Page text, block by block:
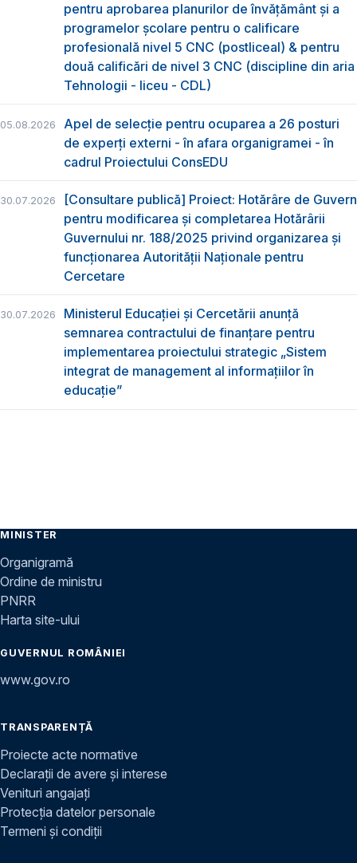
pentru aprobarea planurilor de învățământ și a
programelor școlare pentru o calificare
profesională nivel 5 CNC (postliceal) & pentru
două calificări de nivel 3 CNC (discipline din aria
Tehnologii - liceu - CDL)
05.08.2026
Apel de selecție pentru ocuparea a 26 posturi
de experți externi - în afara organigramei - în
cadrul Proiectului ConsEDU
30.07.2026
[Consultare publică] Proiect: Hotărâre de Guvern
pentru modificarea și completarea Hotărârii
Guvernului nr. 188/2025 privind organizarea şi
funcţionarea Autorităţii Naţionale pentru
Cercetare
30.07.2026
Ministerul Educației și Cercetării anunță
semnarea contractului de finanțare pentru
implementarea proiectului strategic „Sistem
integrat de management al informațiilor în
educație”
MINISTER
Organigramă
Ordine de ministru
PNRR
Harta site-ului
GUVERNUL ROMÂNIEI
www.gov.ro
TRANSPARENȚĂ
Proiecte acte normative
Declarații de avere și interese
Venituri angajați
Protecția datelor personale
Termeni și condiții